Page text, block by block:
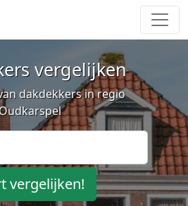
vergelijken
dakdekkers in regio
vergelijken!